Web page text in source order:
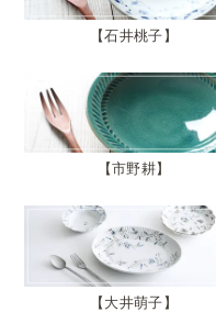
石井桃子
市野耕
大井萌子